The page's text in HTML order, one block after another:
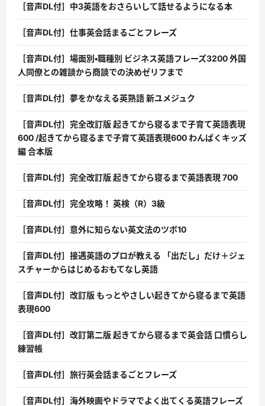
［音声DL付］中3英語をおさらいして話せるようになる本
［音声DL付］仕事英会話まるごとフレーズ
［音声DL付］場面別・職種別 ビジネス英語フレーズ3200 外国
人同僚との雑談から商談での決めゼリフまで
［音声DL付］夢をかなえる英熟語 新ユメジュク
［音声DL付］完全改訂版 起きてから寝るまで子育て英語表現
600 /起きてから寝るまで子育て英語表現600 わんぱくキッズ
編 合本版
［音声DL付］完全改訂版 起きてから寝るまで英語表現 700
［音声DL付］完全攻略！ 英検（R）3級
［音声DL付］意外に知らない英文法のツボ10
［音声DL付］接遇英語のプロが教える 「出だし」だけ＋ジェ
スチャーからはじめるおもてなし英語
［音声DL付］改訂版 もっとやさしい起きてから寝るまで英語
表現600
［音声DL付］改訂第二版 起きてから寝るまで英会話 口慣らし
練習帳
［音声DL付］旅行英会話まるごとフレーズ
［音声DL付］海外映画やドラマでよく出てくる英語フレーズ